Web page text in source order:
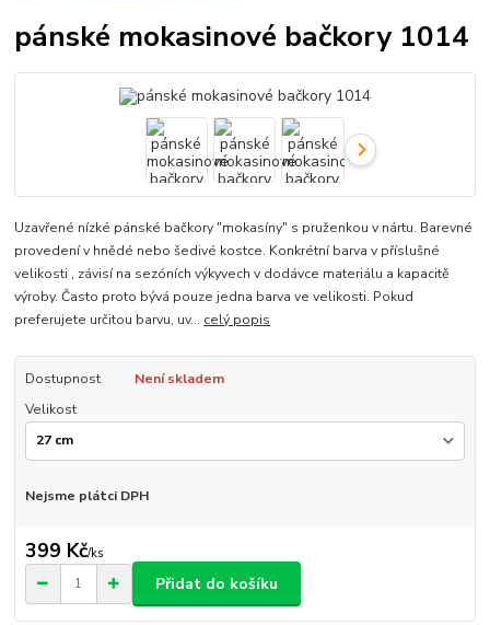
pánské mokasinové bačkory 1014
Uzavřené nízké pánské bačkory "mokasíny" s pruženkou v nártu. Barevné
provedení v hnědé nebo šedivé kostce. Konkrétní barva v příslušné
velikosti , závisí na sezóních výkyvech v dodávce materiálu a kapacitě
výroby. Často proto bývá pouze jedna barva ve velikosti. Pokud
preferujete určitou barvu, uv... celý popis
Dostupnost
Není skladem
Velikost
Nejsme plátci DPH
399 Kč/ks
Přidat do košíku